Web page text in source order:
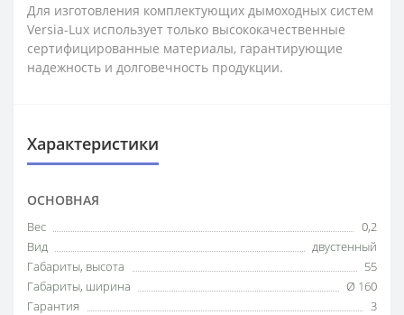
Для изготовления комплектующих дымоходных систем
Versia-Lux использует только высококачественные
сертифицированные материалы, гарантирующие
надежность и долговечность продукции.
Характеристики
ОСНОВНАЯ
Вес
0,2
Вид
двустенный
Габариты, высота
55
Габариты, ширина
Ø 160
Гарантия
3